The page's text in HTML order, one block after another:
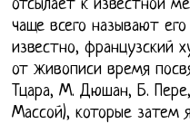
отсылает к известной
чаще всего называют
известно, французский
от живописи время
Тцара, М. Дюшан, Б.
Массой), которые затем